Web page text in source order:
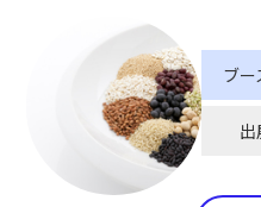
ブー
出